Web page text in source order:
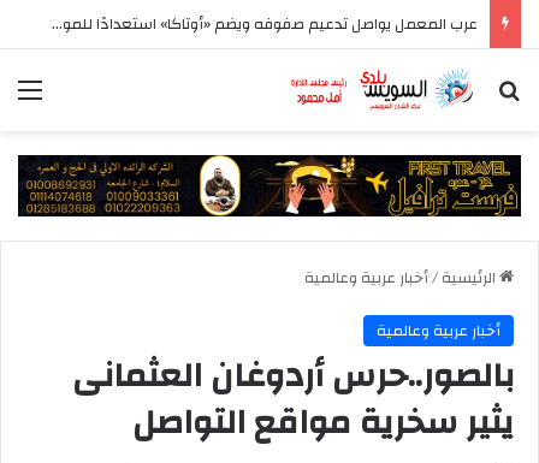
عرب المعمل يواصل تدعيم صفوفه ويضم «أوتاكا» استعدادًا للموسم الجديد
بحث عن
الرئيسية/أخبار عربية وعالمية
أخبار عربية وعالمية
بالصور..حرس أردوغان العثمانى
يثير سخرية مواقع التواصل